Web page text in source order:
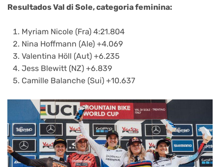
Resultados Val di Sole, categoria feminina:
Myriam Nicole (Fra) 4:21.804
Nina Hoffmann (Ale) +4.069
Valentina Höll (Aut) +6.235
Jess Blewitt (NZ) +6.839
Camille Balanche (Sui) +10.637